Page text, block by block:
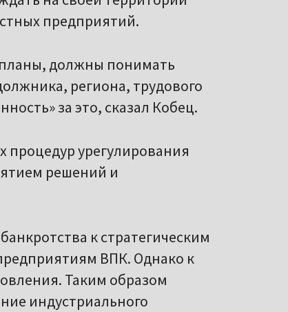
предприятий.
должны понимать
региона, трудового
за это, сказал Кобец.
процедур урегулирования
решений и
к стратегическим
ВПК. Однако к
Таким образом
индустриального